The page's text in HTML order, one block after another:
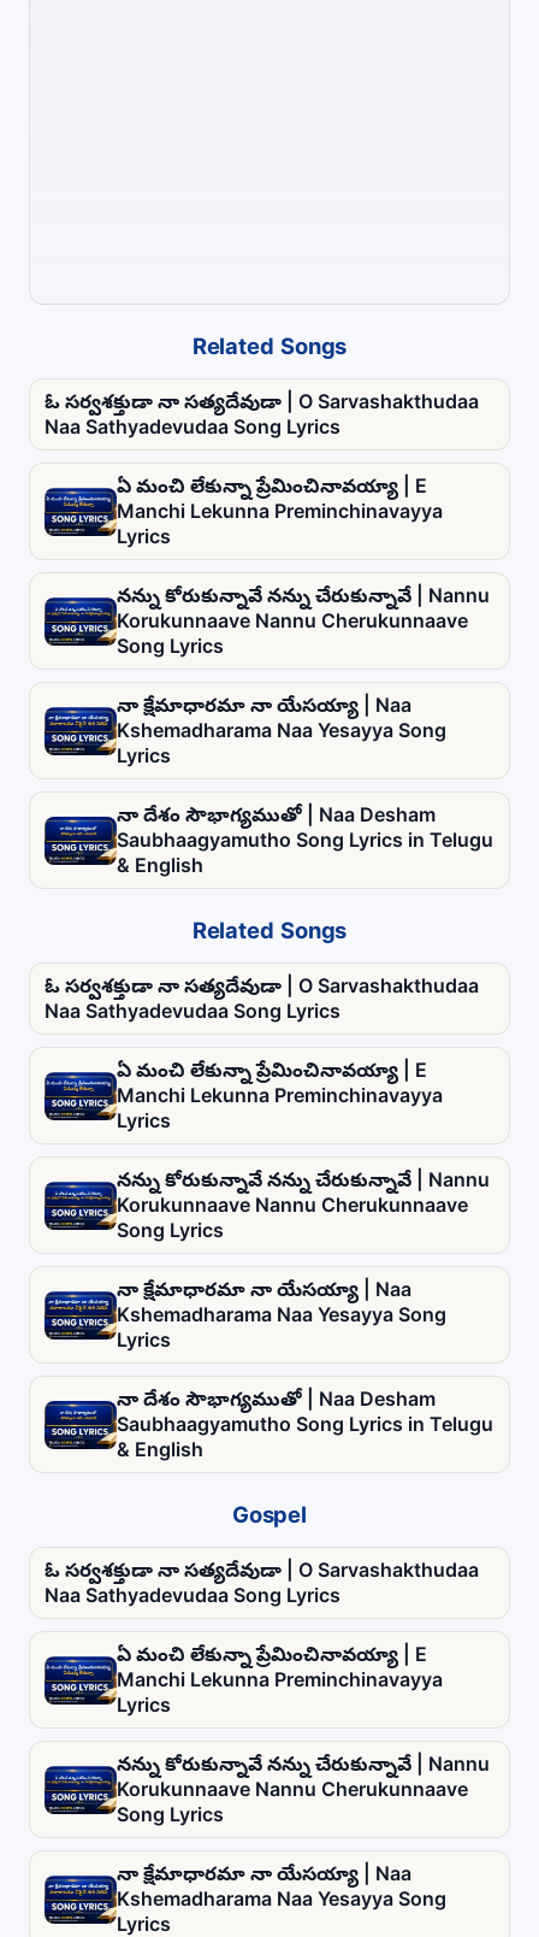
Related Songs
ఓ సర్వశక్తుడా నా సత్యదేవుడా | O Sarvashakthudaa
Naa Sathyadevudaa Song Lyrics
ఏ మంచి లేకున్నా ప్రేమించినావయ్యా | E
Manchi Lekunna Preminchinavayya
Lyrics
నన్ను కోరుకున్నావే నన్ను చేరుకున్నావే | Nannu
Korukunnaave Nannu Cherukunnaave
Song Lyrics
నా క్షేమాధారమా నా యేసయ్యా | Naa
Kshemadharama Naa Yesayya Song
Lyrics
నా దేశం సౌభాగ్యముతో | Naa Desham
Saubhaagyamutho Song Lyrics in Telugu
& English
Related Songs
ఓ సర్వశక్తుడా నా సత్యదేవుడా | O Sarvashakthudaa
Naa Sathyadevudaa Song Lyrics
ఏ మంచి లేకున్నా ప్రేమించినావయ్యా | E
Manchi Lekunna Preminchinavayya
Lyrics
నన్ను కోరుకున్నావే నన్ను చేరుకున్నావే | Nannu
Korukunnaave Nannu Cherukunnaave
Song Lyrics
నా క్షేమాధారమా నా యేసయ్యా | Naa
Kshemadharama Naa Yesayya Song
Lyrics
నా దేశం సౌభాగ్యముతో | Naa Desham
Saubhaagyamutho Song Lyrics in Telugu
& English
Gospel
ఓ సర్వశక్తుడా నా సత్యదేవుడా | O Sarvashakthudaa
Naa Sathyadevudaa Song Lyrics
ఏ మంచి లేకున్నా ప్రేమించినావయ్యా | E
Manchi Lekunna Preminchinavayya
Lyrics
నన్ను కోరుకున్నావే నన్ను చేరుకున్నావే | Nannu
Korukunnaave Nannu Cherukunnaave
Song Lyrics
నా క్షేమాధారమా నా యేసయ్యా | Naa
Kshemadharama Naa Yesayya Song
Lyrics